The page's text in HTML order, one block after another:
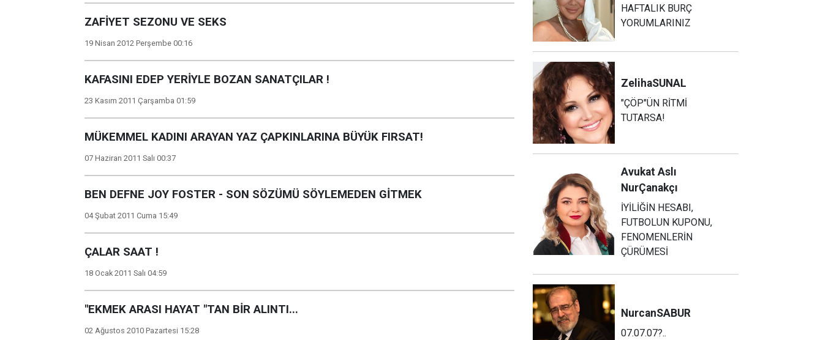
ZAFİYET SEZONU VE SEKS
19 Nisan 2012 Perşembe 00:16
KAFASINI EDEP YERİYLE BOZAN SANATÇILAR !
23 Kasım 2011 Çarşamba 01:59
MÜKEMMEL KADINI ARAYAN YAZ ÇAPKINLARINA BÜYÜK FIRSAT!
07 Haziran 2011 Salı 00:37
BEN DEFNE JOY FOSTER - SON SÖZÜMÜ SÖYLEMEDEN GİTMEK
04 Şubat 2011 Cuma 15:49
ÇALAR SAAT !
18 Ocak 2011 Salı 04:59
"EKMEK ARASI HAYAT "TAN BİR ALINTI...
02 Ağustos 2010 Pazartesi 15:28
HAFTALIK BURÇ
YORUMLARINIZ
ZelihaSUNAL
"ÇÖP"ÜN RİTMİ
TUTARSA!
Avukat Aslı
NurÇanakçı
İYİLİĞİN HESABI,
FUTBOLUN KUPONU,
FENOMENLERİN
ÇÜRÜMESİ
NurcanSABUR
07.07.07?..